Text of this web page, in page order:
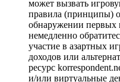
может вызвать
правила (принципы)
обнаружении первых
немедленно
участие в азартных
доходов или
ресурс
и/или виртуальные